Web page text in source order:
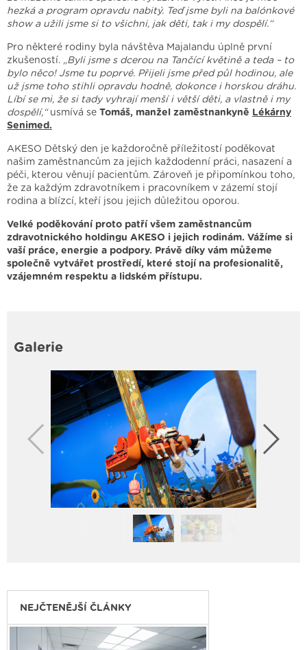
hezká a program opravdu nabitý. Teď jsme byli na balónkové
show a užili jsme si to všichni, jak děti, tak i my dospělí.“
Pro některé rodiny byla návštěva Majalandu úplně první
zkušeností. „Byli jsme s dcerou na Tančící květině a teda – to
bylo něco! Jsme tu poprvé. Přijeli jsme před půl hodinou, ale
už jsme toho stihli opravdu hodně, dokonce i horskou dráhu.
Líbí se mi, že si tady vyhrají menší i větší děti, a vlastně i my
dospělí,“usmívá se Tomáš, manžel zaměstnankyně Lékárny
Senimed.
AKESO Dětský den je každoročně příležitostí poděkovat
našim zaměstnancům za jejich každodenní práci, nasazení a
péči, kterou věnují pacientům. Zároveň je připomínkou toho,
že za každým zdravotníkem i pracovníkem v zázemí stojí
rodina a blízcí, kteří jsou jejich důležitou oporou.
Velké poděkování proto patří všem zaměstnancům
zdravotnického holdingu AKESO i jejich rodinám. Vážíme si
vaší práce, energie a podpory. Právě díky vám můžeme
společně vytvářet prostředí, které stojí na profesionalitě,
vzájemném respektu a lidském přístupu.
Galerie
NEJČTENĚJŠÍ ČLÁNKY